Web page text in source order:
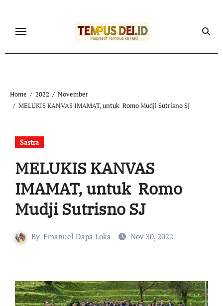
content
Home 2022
November
MELUKIS KANVAS IMAMAT, untuk Romo Mudji Sutrisno SJ
Sastra
MELUKIS KANVAS
IMAMAT, untuk Romo
Mudji Sutrisno SJ
By Emanuel Dapa Loka Nov 30, 2022